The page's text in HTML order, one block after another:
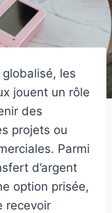
les
jouent un rôle
des
projets ou
Parmi
d’argent
option prisée,
recevoir